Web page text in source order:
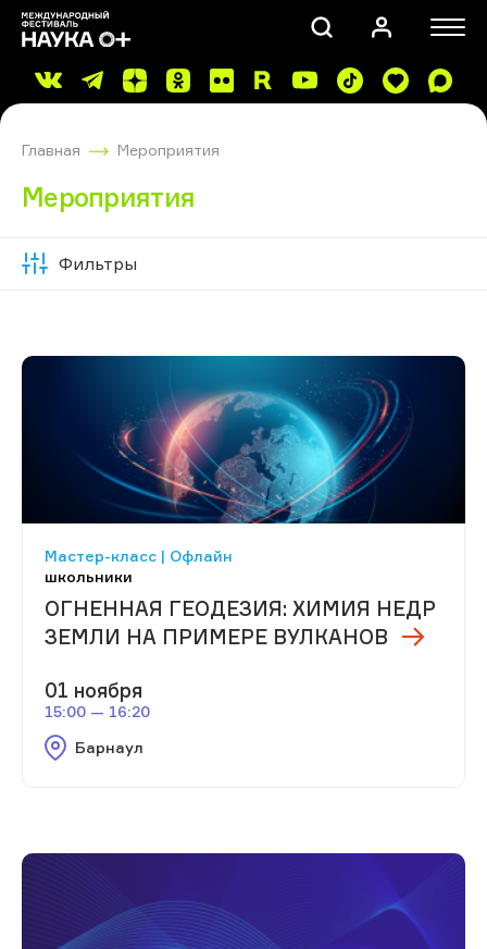
Главная Мероприятия
Мероприятия
Фильтры
Мастер-класс | Офлайн
школьники
ОГНЕННАЯ ГЕОДЕЗИЯ: ХИМИЯ НЕДР
ЗЕМЛИ НА ПРИМЕРЕ ВУЛКАНОВ
01 ноября
15:00 — 16:20
Барнаул